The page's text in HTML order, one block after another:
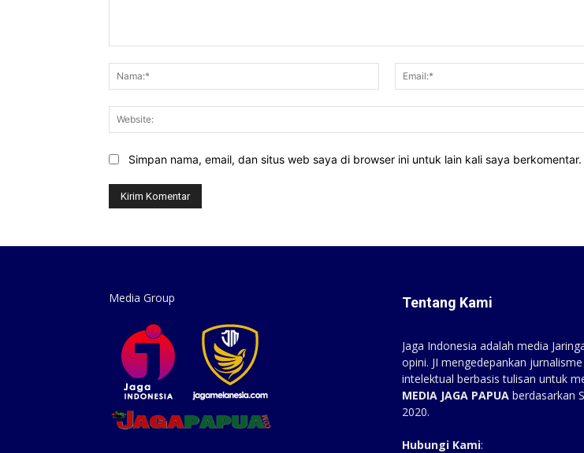
Nama:*
Simpan nama, email, dan situs web saya di browser ini untuk lain kali saya berkomentar.
Media Group Tentang Kami
Jaga Indonesia adalah media
opini. JI mengedepankan
intelektual berbasis tulisan untuk
MEDIA JAGA PAPUA berdasarkan
2020.
Hubungi Kami: